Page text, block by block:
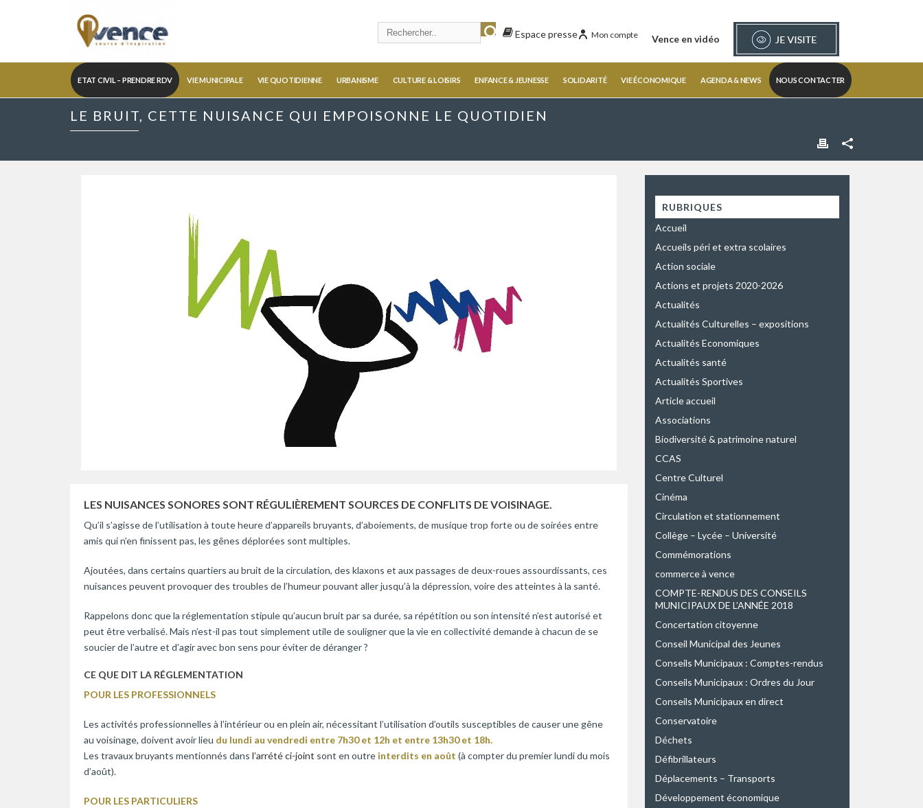
Vence en vidéo
Mon compte
Espace presse
ETAT CIVIL – PRENDRE RDV VIE MUNICIPALE VIE QUOTIDIENNE URBANISME CULTURE & LOISIRS ENFANCE & JEUNESSE SOLIDARITÉ VIE ÉCONOMIQUE AGENDA & NEWS NOUS CONTACTER
LE BRUIT, CETTE NUISANCE QUI EMPOISONNE LE QUOTIDIEN
LES NUISANCES SONORES SONT RÉGULIÈREMENT SOURCES DE CONFLITS DE VOISINAGE.
Qu’il s’agisse de l’utilisation à toute heure d’appareils bruyants, d’aboiements, de musique trop forte ou de soirées entre
amis qui n’en finissent pas, les gênes déplorées sont multiples.
Ajoutées, dans certains quartiers au bruit de la circulation, des klaxons et aux passages de deux-roues assourdissants, ces
nuisances peuvent provoquer des troubles de l’humeur pouvant aller jusqu’à la dépression, voire des atteintes à la santé.
Rappelons donc que la réglementation stipule qu’aucun bruit par sa durée, sa répétition ou son intensité n’est autorisé et
peut être verbalisé. Mais n’est-il pas tout simplement utile de souligner que la vie en collectivité demande à chacun de se
soucier de l’autre et d’agir avec bon sens pour éviter de déranger ?
CE QUE DIT LA RÉGLEMENTATION
POUR LES PROFESSIONNELS
Les activités professionnelles à l’intérieur ou en plein air, nécessitant l’utilisation d’outils susceptibles de causer une gêne
au voisinage, doivent avoir lieu du lundi au vendredi entre 7h30 et 12h et entre 13h30 et 18h.
Les travaux bruyants mentionnés dans l’arrété ci-joint sont en outre interdits en août (à compter du premier lundi du mois
d’août).
POUR LES PARTICULIERS
RUBRIQUES
Accueil
Accueils péri et extra scolaires
Action sociale
Actions et projets 2020-2026
Actualités
Actualités Culturelles – expositions
Actualités Economiques
Actualités santé
Actualités Sportives
Article accueil
Associations
Biodiversité & patrimoine naturel
CCAS
Centre Culturel
Cinéma
Circulation et stationnement
Collège – Lycée – Université
Commémorations
commerce à vence
COMPTE-RENDUS DES CONSEILS
MUNICIPAUX DE L’ANNÉE 2018
Concertation citoyenne
Conseil Municipal des Jeunes
Conseils Municipaux : Comptes-rendus
Conseils Municipaux : Ordres du Jour
Conseils Municipaux en direct
Conservatoire
Déchets
Défibrillateurs
Déplacements – Transports
Développement économique